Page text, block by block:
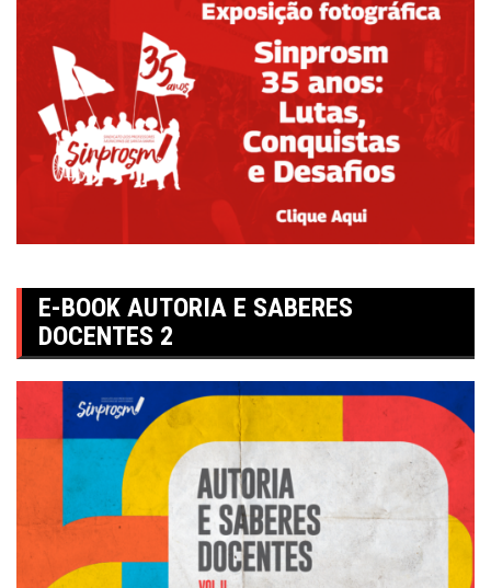
E-BOOK AUTORIA E SABERES
DOCENTES 2